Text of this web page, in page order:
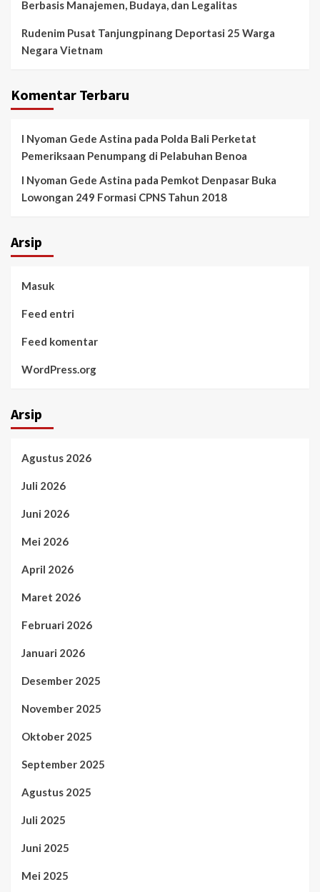
Berbasis Manajemen, Budaya, dan Legalitas
Rudenim Pusat Tanjungpinang Deportasi 25 Warga
Negara Vietnam
Komentar Terbaru
I Nyoman Gede Astina pada Polda Bali Perketat
Pemeriksaan Penumpang di Pelabuhan Benoa
I Nyoman Gede Astina pada Pemkot Denpasar Buka
Lowongan 249 Formasi CPNS Tahun 2018
Arsip
Masuk
Feed entri
Feed komentar
WordPress.org
Arsip
Agustus 2026
Juli 2026
Juni 2026
Mei 2026
April 2026
Maret 2026
Februari 2026
Januari 2026
Desember 2025
November 2025
Oktober 2025
September 2025
Agustus 2025
Juli 2025
Juni 2025
Mei 2025